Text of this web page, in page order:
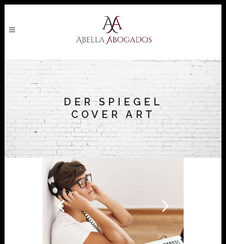
DER SPIEGEL
COVER ART